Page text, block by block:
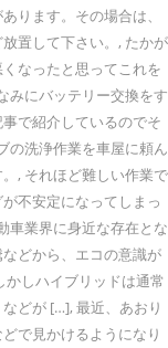
ります。その場合は、
置して下さい。, たかが
なったと思ってこれを
みにバッテリー交換をす
で紹介しているのでそ
の洗浄作業を車屋に頼ん
, それほど難しい作業で
不安定になってしまっ
車業界に身近な存在とな
どから、エコの意識が
しハイブリッドは通常
どが […], 最近、あおり
で見かけるようになり